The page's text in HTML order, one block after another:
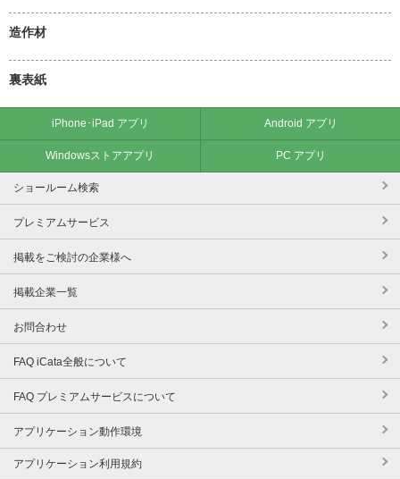
造作材
裏表紙
iPhone･iPad アプリ Android アプリ
Windowsストアアプリ PC アプリ
ショールーム検索
プレミアムサービス
掲載をご検討の企業様へ
掲載企業一覧
お問合わせ
FAQ iCata全般について
FAQ プレミアムサービスについて
アプリケーション動作環境
アプリケーション利用規約